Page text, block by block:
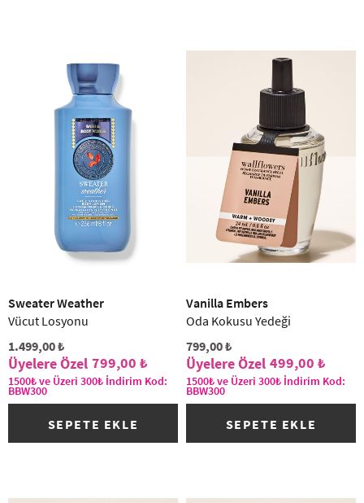
Sweater Weather
Vücut Losyonu
1.499,00 ₺
799,00 ₺
1500₺ ve Üzeri 300₺ İndirim Kod:
BBW300
SEPETE EKLE
Vanilla Embers
Oda Kokusu Yedeği
799,00 ₺
499,00 ₺
1500₺ ve Üzeri 300₺ İndirim Kod:
BBW300
SEPETE EKLE